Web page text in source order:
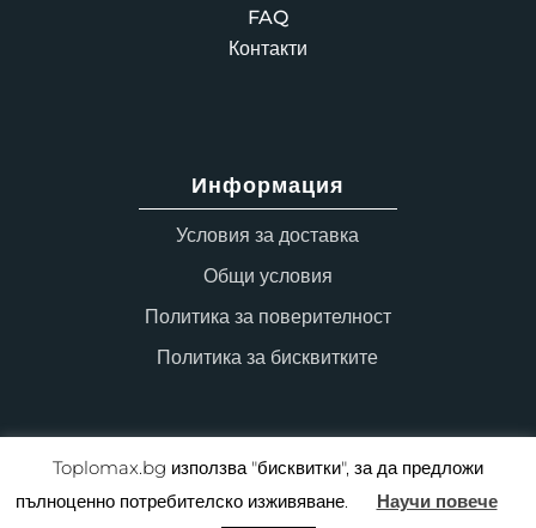
FAQ
Контакти
Информация
Условия за доставка
Общи условия
Политика за поверителност
Политика за бисквитките
Toplomax.bg използва "бисквитки", за да предложи
пълноценно потребителско изживяване.
Научи повече